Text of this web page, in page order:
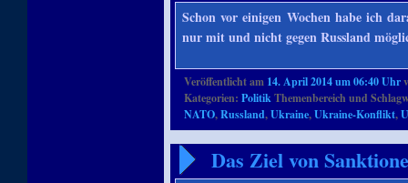
Schon vor einigen Wochen habe ich
nur mit und nicht gegen Russland
Veröffentlicht am 14. April 2014 um 06:40 Uhr
Kategorien:PolitikThemenbereich und
NATO,Russland,Ukraine,Ukraine-Konflikt,
Das Ziel von